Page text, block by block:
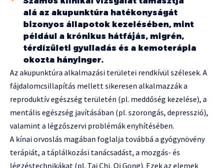
alá az akupunktúra hatékonyságát
bizonyos állapotok kezelésében, mint
például a krónikus hátfájás, migrén,
térdízületi gyulladás és a kemoterápia
okozta hányinger.
Az akupunktúra alkalmazási területei rendkívül szélesek. A
fájdalomcsillapítás mellett sikeresen alkalmazzák a
reproduktív egészség területén (pl. meddőség kezelése), a
mentális egészség javításában (pl. szorongás, depresszió),
valamint a légzőszervi problémák enyhítésében.
A kínai orvoslás magában foglalja továbbá a gyógynövény
terápiát, a táplálkozási tanácsadást, a mozgás- és
légzéstechnikákat (pl. Tai Chi, Qi Gong). Ezek az elemek